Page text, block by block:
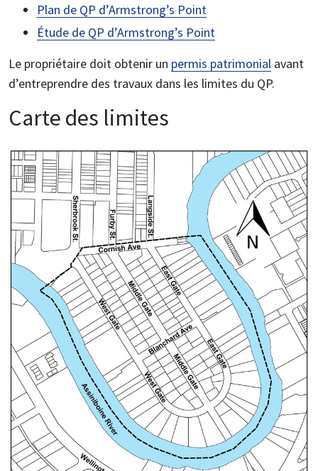
Plan de QP d’Armstrong’s Point
Étude de QP d’Armstrong’s Point
Le propriétaire doit obtenir un permis patrimonial avant
d’entreprendre des travaux dans les limites du QP.
Carte des limites